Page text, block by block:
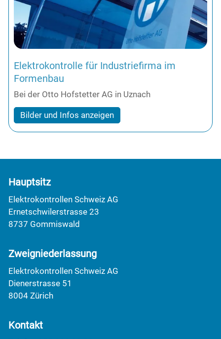
Elektrokontrolle für Industriefirma im
Formenbau
Bei der Otto Hofstetter AG in Uznach
Bilder und Infos anzeigen
Hauptsitz
Elektrokontrollen Schweiz AG
Ernetschwilerstrasse 23
8737 Gommiswald
Zweigniederlassung
Elektrokontrollen Schweiz AG
Dienerstrasse 51
8004 Zürich
Kontakt